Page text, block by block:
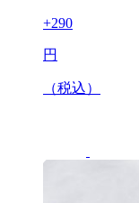
+290
円
（税込）